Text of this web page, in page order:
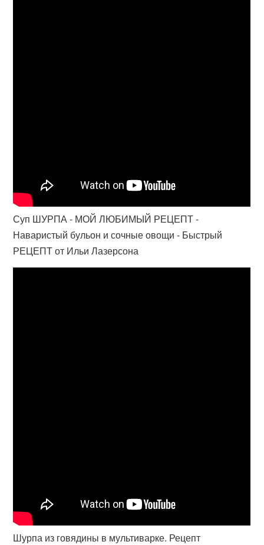
Суп ШУРПА - МОЙ ЛЮБИМЫЙ РЕЦЕПТ -
Наваристый бульон и сочные овощи - Быстрый
РЕЦЕПТ от Ильи Лазерсона
Шурпа из говядины в мультиварке. Рецепт